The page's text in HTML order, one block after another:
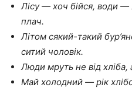
Лісу — хоч бійся, води
плач.
Літом сякий-такий
ситий чоловік.
Люди мруть не від хліба,
Май холодний — рік